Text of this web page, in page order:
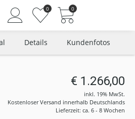
Jetzt registrieren
0 0
Details Kundenfotos
€ 1.266,00
inkl. 19% MwSt.
Kostenloser Versand innerhalb Deutschlands
Lieferzeit: ca. 6 - 8 Wochen